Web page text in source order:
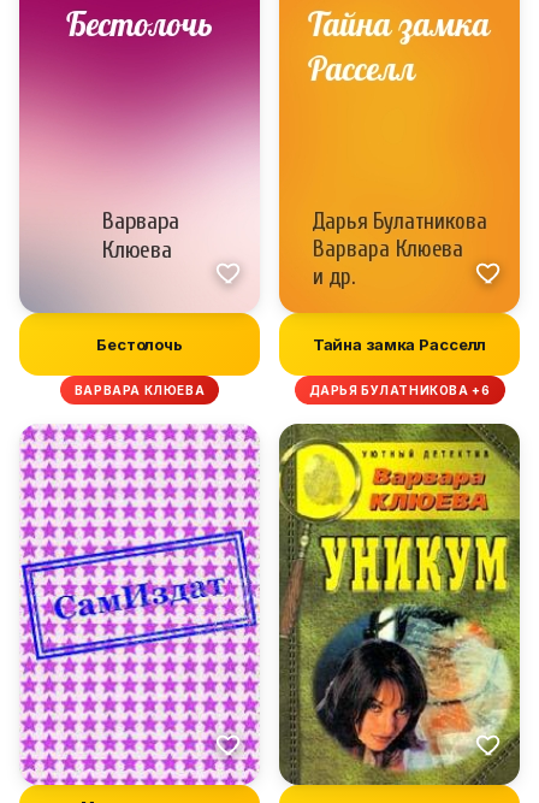
Бестолочь
ВАРВАРА КЛЮЕВА
Тайна замка Расселл
ДАРЬЯ БУЛАТНИКОВА +6